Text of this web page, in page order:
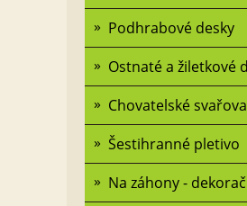
Podhrabové desky
Ostnaté a žiletkové
Chovatelské
Šestihranné pletivo
Na záhony -